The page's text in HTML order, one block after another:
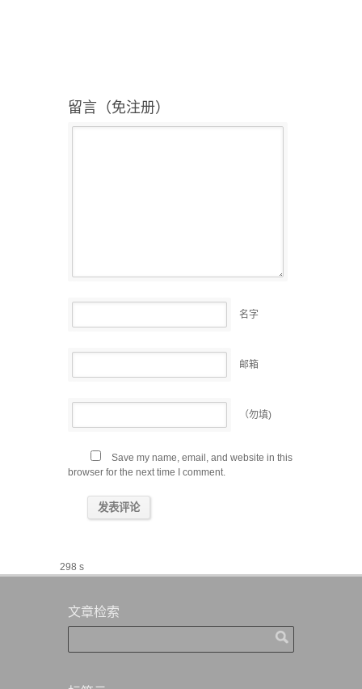
留言（免注册）
名字
邮箱
（勿填)
Save my name, email, and website in this
browser for the next time I comment.
298 s
文章检索